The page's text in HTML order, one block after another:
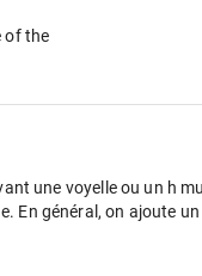
of the
une voyelle ou un h
En général, on ajoute